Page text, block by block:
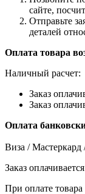
сайте,
Отправьте
деталей
Оплата товара
Наличный расчет:
Заказ
Заказ
Оплата
Виза /
Заказ
При оплате